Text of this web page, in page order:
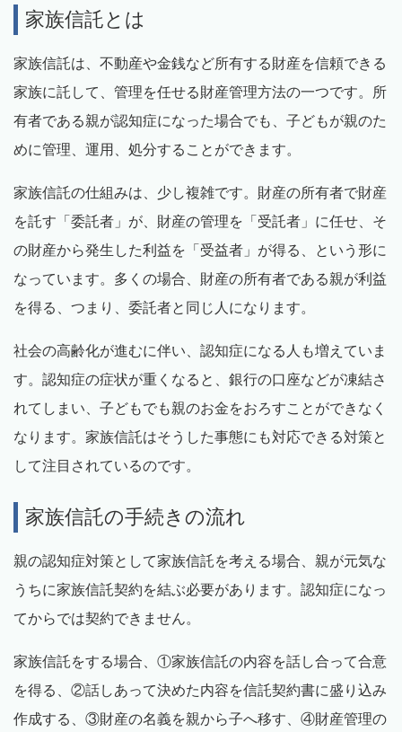
家族信託とは
家族信託は、不動産や金銭など所有する財産を信頼できる
家族に託して、管理を任せる財産管理方法の一つです。所
有者である親が認知症になった場合でも、子どもが親のた
めに管理、運用、処分することができます。
家族信託の仕組みは、少し複雑です。財産の所有者で財産
を託す「委託者」が、財産の管理を「受託者」に任せ、そ
の財産から発生した利益を「受益者」が得る、という形に
なっています。多くの場合、財産の所有者である親が利益
を得る、つまり、委託者と同じ人になります。
社会の高齢化が進むに伴い、認知症になる人も増えていま
す。認知症の症状が重くなると、銀行の口座などが凍結さ
れてしまい、子どもでも親のお金をおろすことができなく
なります。家族信託はそうした事態にも対応できる対策と
して注目されているのです。
家族信託の手続きの流れ
親の認知症対策として家族信託を考える場合、親が元気な
うちに家族信託契約を結ぶ必要があります。認知症になっ
てからでは契約できません。
家族信託をする場合、①家族信託の内容を話し合って合意
を得る、②話しあって決めた内容を信託契約書に盛り込み
作成する、③財産の名義を親から子へ移す、④財産管理の